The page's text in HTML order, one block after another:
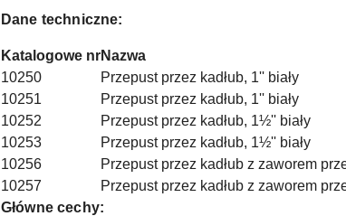
Dane techniczne:
Katalogowe nrNazwa
10250
Przepust przez kadłub, 1'' biały
10251
Przepust przez kadłub, 1'' biały
10252
Przepust przez kadłub, 1½'' biały
10253
Przepust przez kadłub, 1½'' biały
10256
Przepust przez kadłub z zaworem
10257
Przepust przez kadłub z zaworem
Główne cechy: